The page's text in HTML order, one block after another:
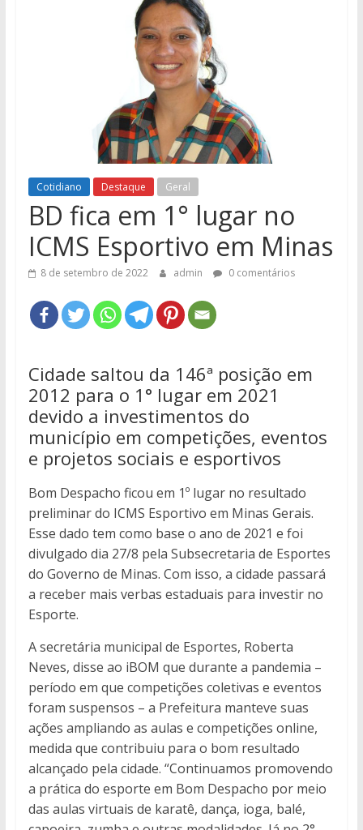
Cotidiano Destaque Geral
BD fica em 1° lugar no
ICMS Esportivo em Minas
8 de setembro de 2022 admin 0 comentários
Cidade saltou da 146ª posição em
2012 para o 1° lugar em 2021
devido a investimentos do
município em competições, eventos
e projetos sociais e esportivos
Bom Despacho ficou em 1º lugar no resultado
preliminar do ICMS Esportivo em Minas Gerais.
Esse dado tem como base o ano de 2021 e foi
divulgado dia 27/8 pela Subsecretaria de Esportes
do Governo de Minas. Com isso, a cidade passará
a receber mais verbas estaduais para investir no
Esporte.
A secretária municipal de Esportes, Roberta
Neves, disse ao iBOM que durante a pandemia –
período em que competições coletivas e eventos
foram suspensos – a Prefeitura manteve suas
ações ampliando as aulas e competições online,
medida que contribuiu para o bom resultado
alcançado pela cidade. “Continuamos promovendo
a prática do esporte em Bom Despacho por meio
das aulas virtuais de karatê, dança, ioga, balé,